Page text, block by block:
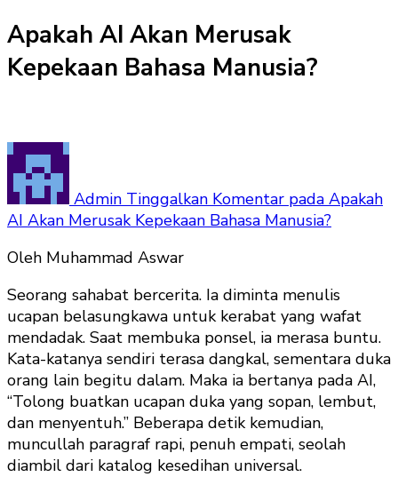
Apakah AI Akan Merusak
Kepekaan Bahasa Manusia?
Admin Tinggalkan Komentar pada Apakah
AI Akan Merusak Kepekaan Bahasa Manusia?
Oleh Muhammad Aswar
Seorang sahabat bercerita. Ia diminta menulis
ucapan belasungkawa untuk kerabat yang wafat
mendadak. Saat membuka ponsel, ia merasa buntu.
Kata-katanya sendiri terasa dangkal, sementara duka
orang lain begitu dalam. Maka ia bertanya pada AI,
“Tolong buatkan ucapan duka yang sopan, lembut,
dan menyentuh.” Beberapa detik kemudian,
muncullah paragraf rapi, penuh empati, seolah
diambil dari katalog kesedihan universal.